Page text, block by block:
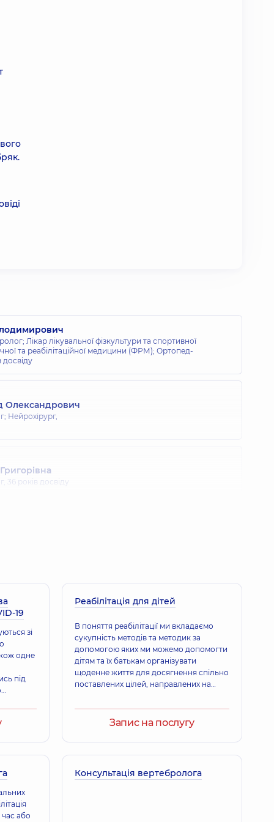
Лікар лікувальної фізкультури та спортивної
та реабілітаційної медицини (ФРМ); Ортопед-
досвіду
Олександрович
Нейрохірург,
36 років досвіду
30 років досвіду
28 років досвіду
10 років досвіду
Петрович
26 років досвіду
19
зі
одне
під
Реабілітація для дітей
В поняття реабілітації ми вкладаємо
сукупність методів та методик за
допомогою яких ми можемо допомогти
дітям та їх батькам організувати
щоденне життя для досягнення спільно
поставлених цілей, направлених на
Запис на послугу
або
Консультація вертебролога